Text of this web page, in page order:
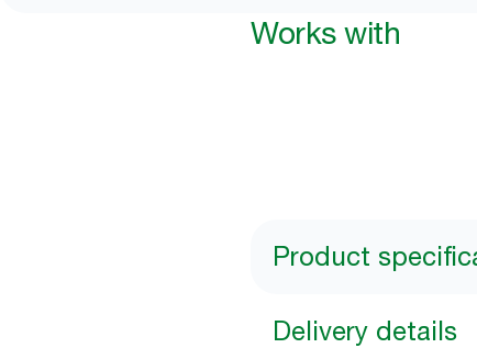
Works with
Product
Delivery details